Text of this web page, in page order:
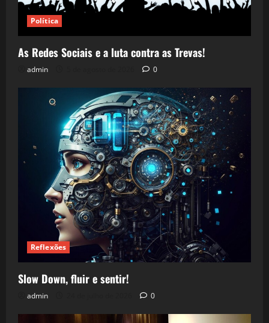
Política
As Redes Sociais e a luta contra as Trevas!
admin 0
Reflexões
Slow Down, fluir e sentir!
admin 0